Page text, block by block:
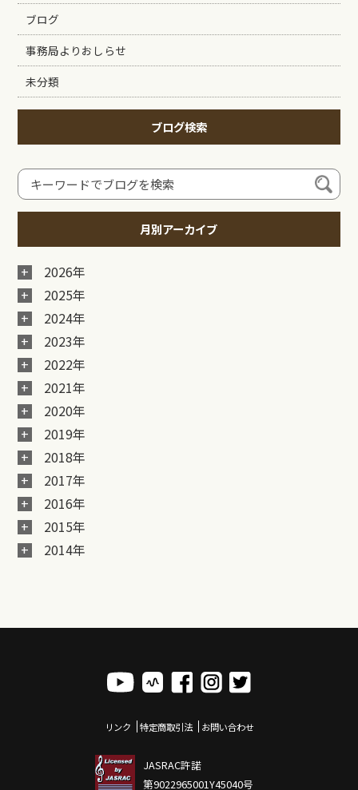
ブログ
事務局よりおしらせ
未分類
ブログ検索
月別アーカイブ
2026年
2025年
2024年
2023年
2022年
2021年
2020年
2019年
2018年
2017年
2016年
2015年
2014年
リンク 特定商取引法 お問い合わせ
JASRAC許諾
第9022965001Y45040号